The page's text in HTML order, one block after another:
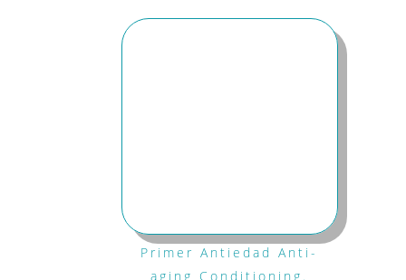
Primer Antiedad Anti-
aging Conditioning.